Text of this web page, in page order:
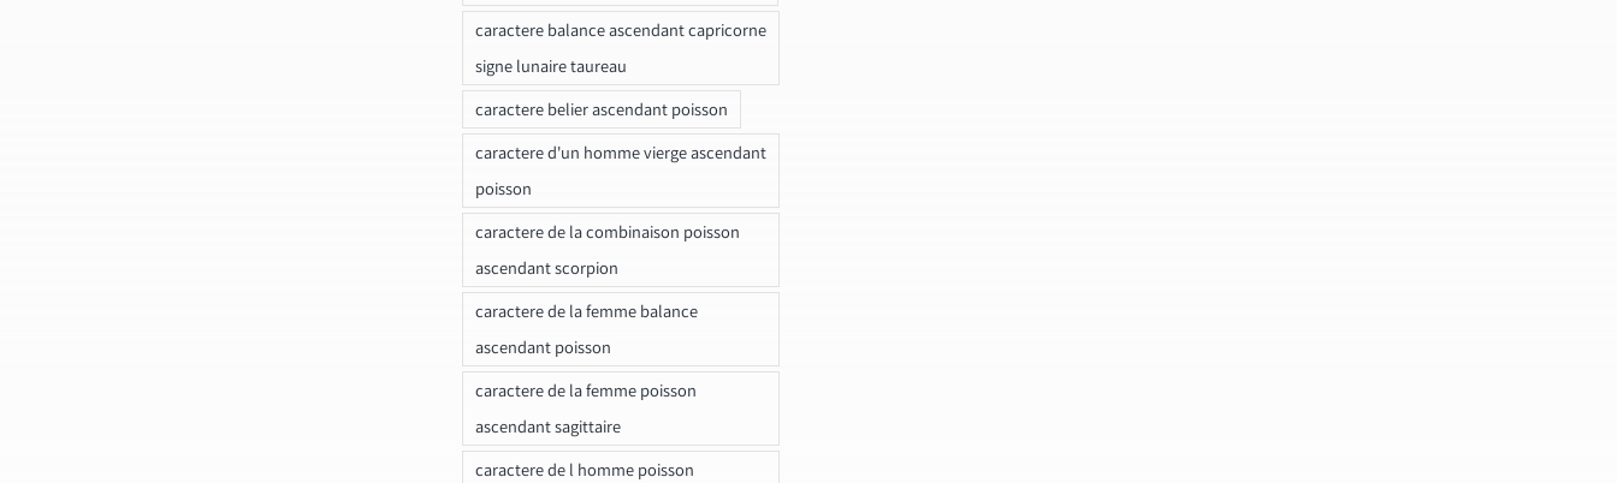
caractere balance ascendant capricorne
signe lunaire taureau
caractere belier ascendant poisson
caractere d'un homme vierge ascendant
poisson
caractere de la combinaison poisson
ascendant scorpion
caractere de la femme balance
ascendant poisson
caractere de la femme poisson
ascendant sagittaire
caractere de l homme poisson